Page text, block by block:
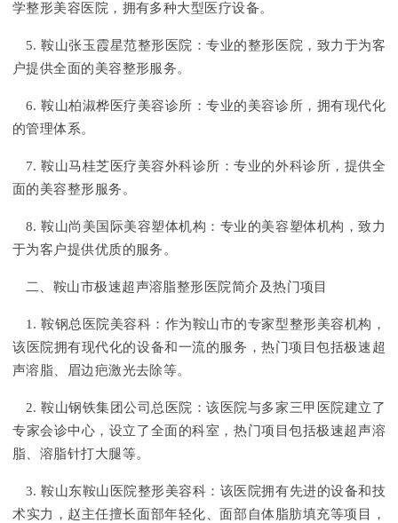
学整形美容医院，拥有多种大型医疗设备。
5. 鞍山张玉霞星范整形医院：专业的整形医院，致力于为客
户提供全面的美容整形服务。
6. 鞍山柏淑桦医疗美容诊所：专业的美容诊所，拥有现代化
的管理体系。
7. 鞍山马桂芝医疗美容外科诊所：专业的外科诊所，提供全
面的美容整形服务。
8. 鞍山尚美国际美容塑体机构：专业的美容塑体机构，致力
于为客户提供优质的服务。
二、鞍山市极速超声溶脂整形医院简介及热门项目
1. 鞍钢总医院美容科：作为鞍山市的专家型整形美容机构，
该医院拥有现代化的设备和一流的服务，热门项目包括极速超
声溶脂、眉边疤激光去除等。
2. 鞍山钢铁集团公司总医院：该医院与多家三甲医院建立了
专家会诊中心，设立了全面的科室，热门项目包括极速超声溶
脂、溶脂针打大腿等。
3. 鞍山东鞍山医院整形美容科：该医院拥有先进的设备和技
术实力，赵主任擅长面部年轻化、面部自体脂肪填充等项目，